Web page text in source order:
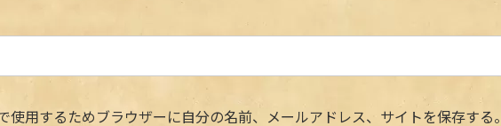
使用するためブラウザーに自分の名前、メールアドレス、サイトを保存する。